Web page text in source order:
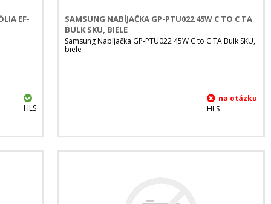
EF-
HLS
SAMSUNG NABÍJAČKA GP-PTU022 45W C TO C TA
BULK SKU, BIELE
Samsung Nabíjačka GP-PTU022 45W C to C TA Bulk SKU,
biele
HLS